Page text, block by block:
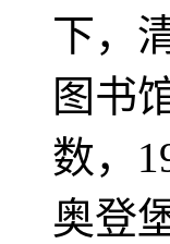
下，
图书
数，
奥登